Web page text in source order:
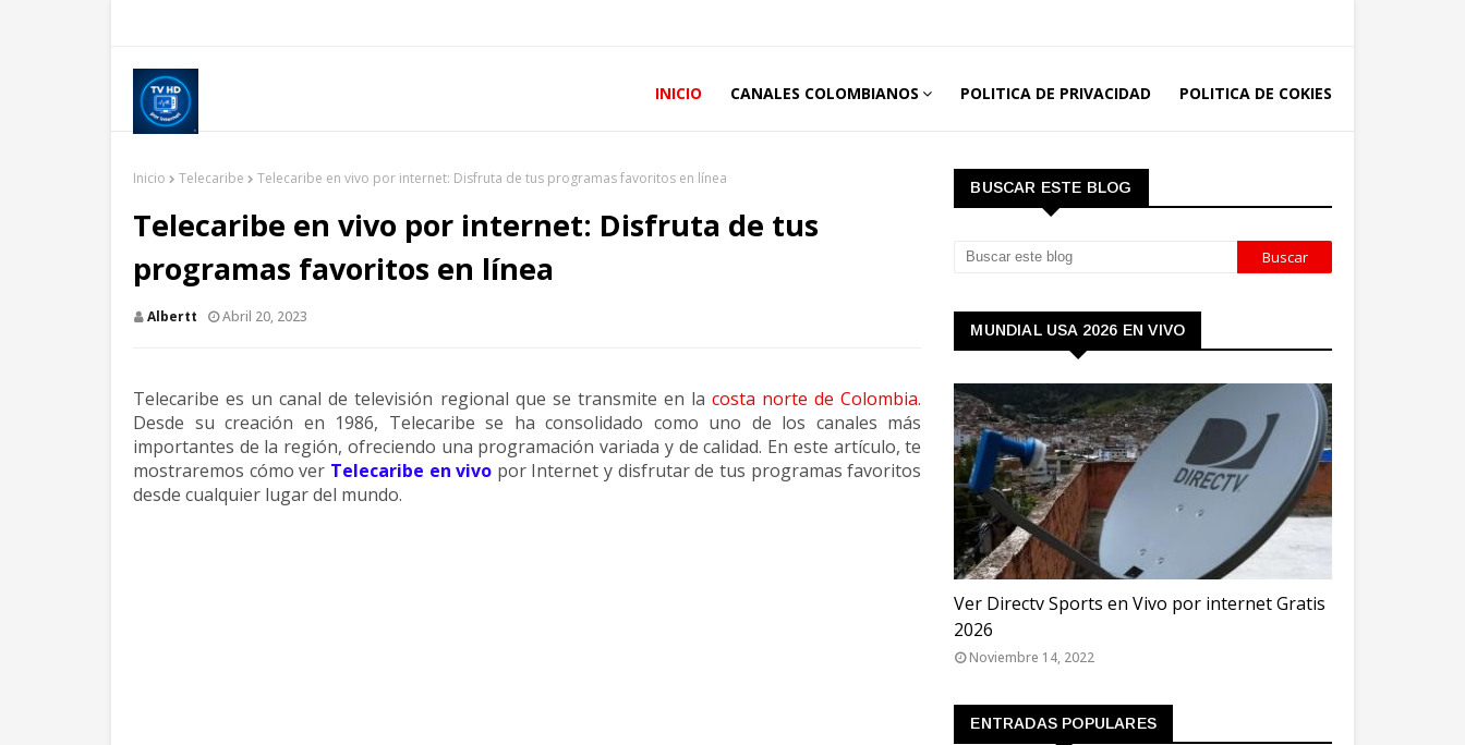
INICIO CANALES COLOMBIANOS POLITICA DE PRIVACIDAD POLITICA DE COKIES
Inicio Telecaribe Telecaribe en vivo por internet: Disfruta de tus programas favoritos en línea
Telecaribe en vivo por internet: Disfruta de tus
programas favoritos en línea
Albertt Abril 20, 2023
Telecaribe es un canal de televisión regional que se transmite en lacosta norte de Colombia.
Desde su creación en 1986, Telecaribe se ha consolidado como uno de los canales más
importantes de la región, ofreciendo una programación variada y de calidad. En este artículo, te
mostraremos cómo ver Telecaribe en vivo por Internet y disfrutar de tus programas favoritos
desde cualquier lugar del mundo.
BUSCAR ESTE BLOG
MUNDIAL USA 2026 EN VIVO
Ver Directv Sports en Vivo por internet Gratis
2026
Noviembre 14, 2022
ENTRADAS POPULARES